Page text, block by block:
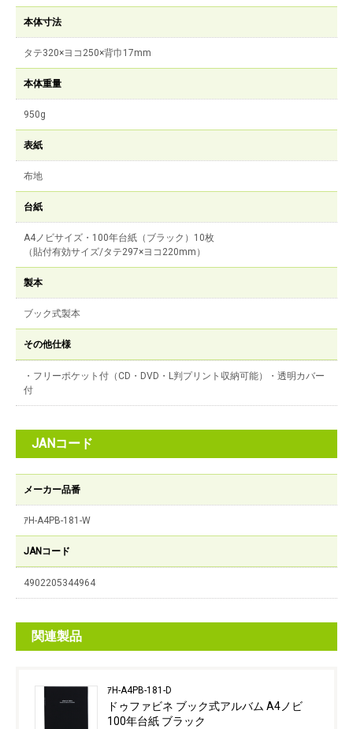
本体寸法
タテ320×ヨコ250×背巾17mm
本体重量
950g
表紙
布地
台紙
A4ノビサイズ・100年台紙（ブラック）10枚
（貼付有効サイズ/タテ297×ヨコ220mm）
製本
ブック式製本
その他仕様
・フリーポケット付（CD・DVD・L判プリント収納可能）・透明カバー
付
JANコード
メーカー品番
ｱH-A4PB-181-W
JANコード
4902205344964
関連製品
ｱH-A4PB-181-D
ドゥファビネ ブック式アルバム A4ノビ
100年台紙 ブラック